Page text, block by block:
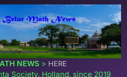
NEWS > HERE
Society, Holland, since 2019